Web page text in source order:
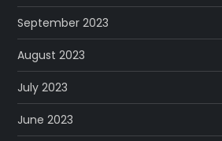
September 2023
August 2023
July 2023
June 2023